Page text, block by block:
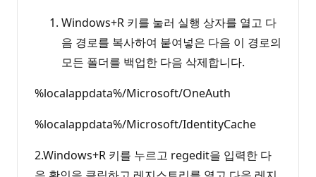
Windows+R 키를 눌러 실행 상자를 열고 다
음 경로를 복사하여 붙여넣은 다음 이 경로의
모든 폴더를 백업한 다음 삭제합니다.
%localappdata%/Microsoft/OneAuth
%localappdata%/Microsoft/IdentityCache
2.Windows+R 키를 누르고 regedit을 입력한 다